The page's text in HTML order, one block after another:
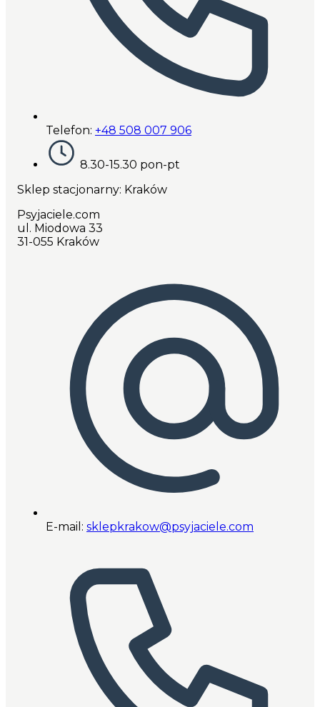
Telefon: +48 508 007 906
8.30-15.30 pon-pt
Sklep stacjonarny: Kraków
Psyjaciele.com
ul. Miodowa 33
31-055 Kraków
E-mail: sklepkrakow@psyjaciele.com